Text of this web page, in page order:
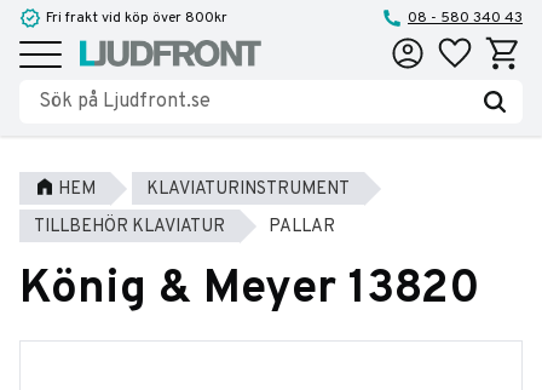
Meny
Fri frakt vid köp över 800kr 08 - 580 340 43
Favoriter
HEM
KLAVIATURINSTRUMENT
TILLBEHÖR KLAVIATUR
PALLAR
König & Meyer 13820